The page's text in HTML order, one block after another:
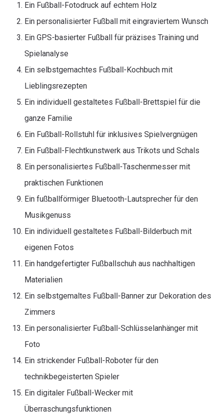
Ein Fußball-Fotodruck auf echtem Holz
Ein personalisierter Fußball mit eingraviertem Wunsch
Ein GPS-basierter Fußball für präzises Training und
Spielanalyse
Ein selbstgemachtes Fußball-Kochbuch mit
Lieblingsrezepten
Ein individuell gestaltetes Fußball-Brettspiel für die
ganze Familie
Ein Fußball-Rollstuhl für inklusives Spielvergnügen
Ein Fußball-Flechtkunstwerk aus Trikots und Schals
Ein personalisiertes Fußball-Taschenmesser mit
praktischen Funktionen
Ein fußballförmiger Bluetooth-Lautsprecher für den
Musikgenuss
Ein individuell gestaltetes Fußball-Bilderbuch mit
eigenen Fotos
Ein handgefertigter Fußballschuh aus nachhaltigen
Materialien
Ein selbstgemaltes Fußball-Banner zur Dekoration des
Zimmers
Ein personalisierter Fußball-Schlüsselanhänger mit
Foto
Ein strickender Fußball-Roboter für den
technikbegeisterten Spieler
Ein digitaler Fußball-Wecker mit
Überraschungsfunktionen